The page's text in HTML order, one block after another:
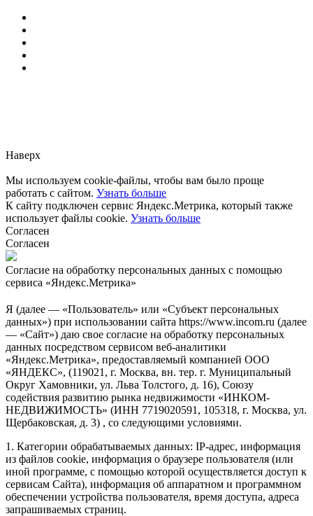
Наверх
Мы используем cookie-файлы, чтобы вам было проще
работать с сайтом. Узнать больше
К сайту подключен сервис Яндекс.Метрика, который также
использует файлы cookie. Узнать больше
Согласен
Согласен
Согласие на обработку персональных данных с помощью
сервиса «Яндекс.Метрика»
Я (далее — «Пользователь» или «Субъект персональных
данных») при использовании сайта https://www.incom.ru (далее
— «Сайт») даю свое согласие на обработку персональных
данных посредством сервисом веб-аналитики
«Яндекс.Метрика», предоставляемый компанией ООО
«ЯНДЕКС», (119021, г. Москва, вн. тер. г. Муниципальный
Округ Хамовники, ул. Льва Толстого, д. 16), Союзу
содействия развитию рынка недвижимости «ИНКОМ-
НЕДВИЖИМОСТЬ» (ИНН 7719020591, 105318, г. Москва, ул.
Щербаковская, д. 3) , со следующими условиями.
1. Категории обрабатываемых данных: IP-адрес, информация
из файлов cookie, информация о браузере пользователя (или
иной программе, с помощью которой осуществляется доступ к
сервисам Сайта), информация об аппаратном и программном
обеспечении устройства пользователя, время доступа, адреса
запрашиваемых страниц.